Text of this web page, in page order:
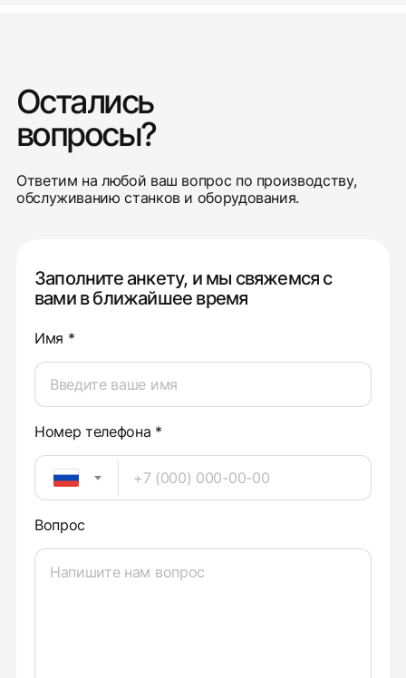
Остались
вопросы?
Ответим на любой ваш вопрос по производству,
обслуживанию станков и оборудования.
Заполните анкету, и мы свяжемся с
вами в ближайшее время
Имя *
Номер телефона *
Вопрос